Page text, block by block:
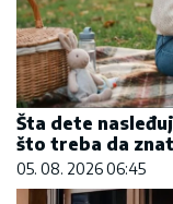
Šta dete
što treba da
05. 08. 2026 06:45